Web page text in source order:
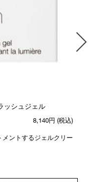
ッシュジェル
8,140円 (税込)
ントするジェルクリー